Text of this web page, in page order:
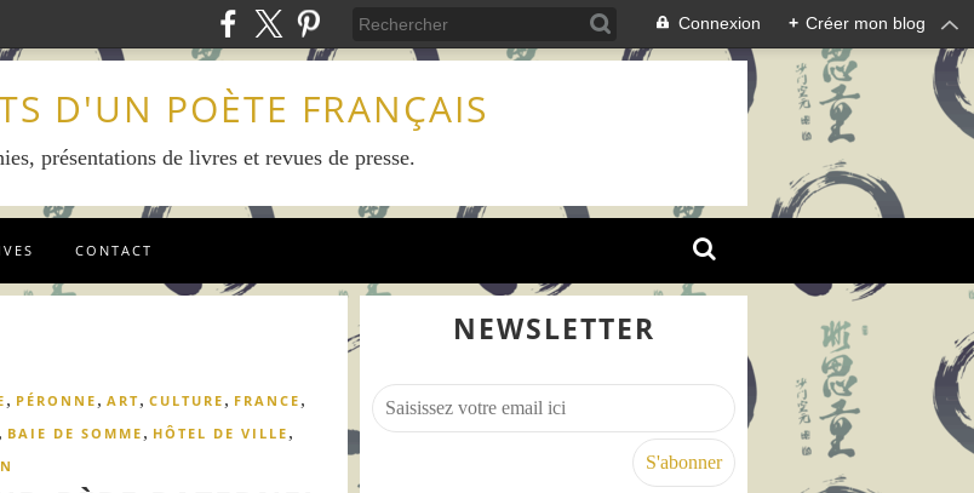
Connexion + Créer mon blog
D'UN POÈTE FRANÇAIS
présentations de livres et revues de presse.
CONTACT
, PÉRONNE , ART, CULTURE , FRANCE ,
, BAIE DE SOMME , HÔTEL DE VILLE ,
NEWSLETTER